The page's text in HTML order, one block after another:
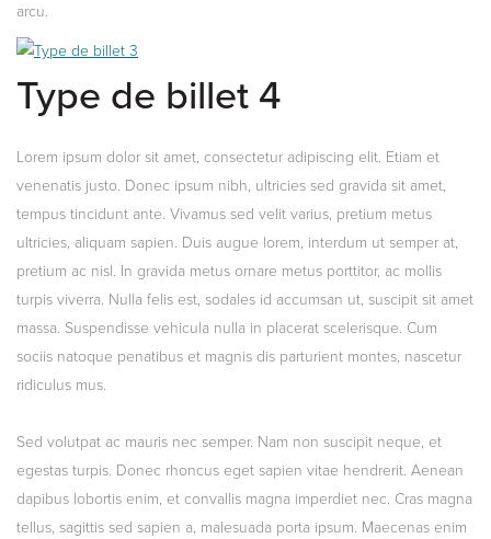
arcu.
Type de billet 4
Lorem ipsum dolor sit amet, consectetur adipiscing elit. Etiam et
venenatis justo. Donec ipsum nibh, ultricies sed gravida sit amet,
tempus tincidunt ante. Vivamus sed velit varius, pretium metus
ultricies, aliquam sapien. Duis augue lorem, interdum ut semper at,
pretium ac nisl. In gravida metus ornare metus porttitor, ac mollis
turpis viverra. Nulla felis est, sodales id accumsan ut, suscipit sit amet
massa. Suspendisse vehicula nulla in placerat scelerisque. Cum
sociis natoque penatibus et magnis dis parturient montes, nascetur
ridiculus mus.
Sed volutpat ac mauris nec semper. Nam non suscipit neque, et
egestas turpis. Donec rhoncus eget sapien vitae hendrerit. Aenean
dapibus lobortis enim, et convallis magna imperdiet nec. Cras magna
tellus, sagittis sed sapien a, malesuada porta ipsum. Maecenas enim